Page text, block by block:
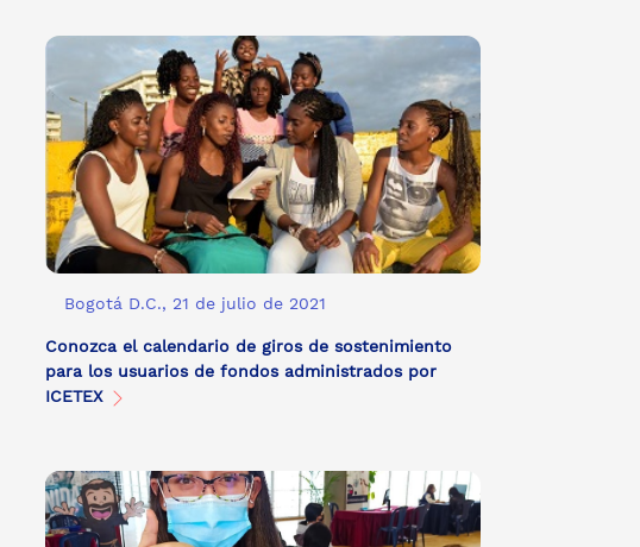
Bogotá D.C., 21 de julio de 2021
Conozca el calendario de giros de sostenimiento
para los usuarios de fondos administrados por
ICETEX